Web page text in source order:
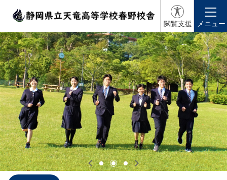
閲覧支援 メニュー